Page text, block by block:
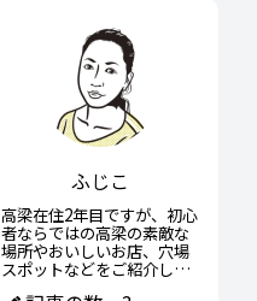
ふじこ
高梁在住2年目ですが、初心
者ならではの高梁の素敵な
場所やおいしいお店、穴場
スポットなどをご紹介して